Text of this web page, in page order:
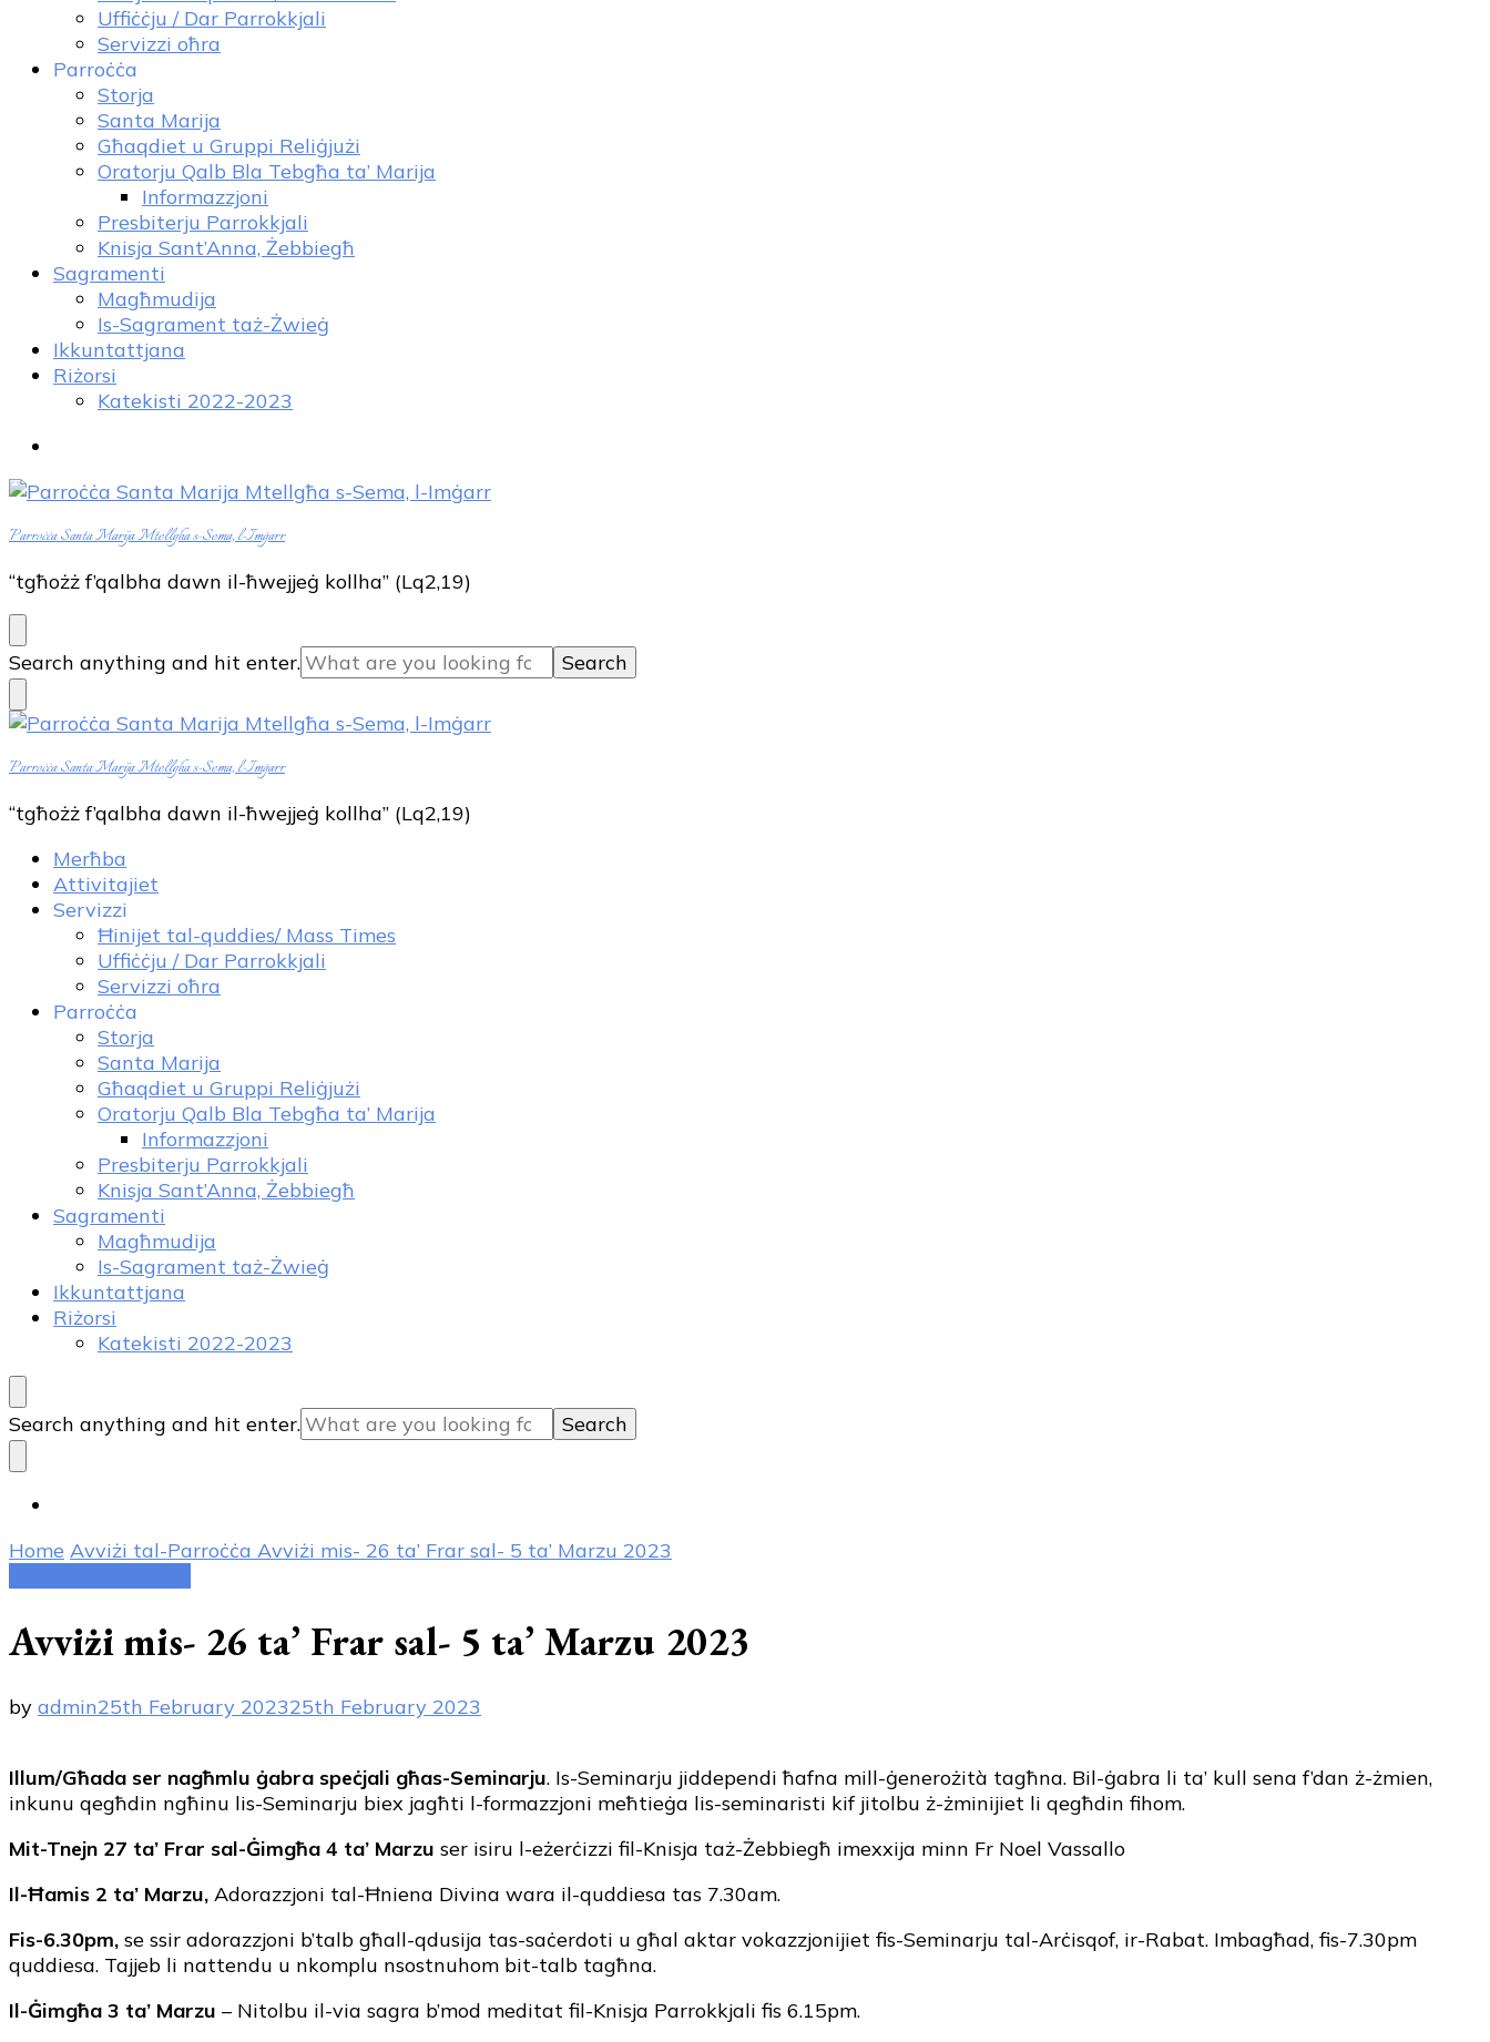
Uffiċċju / Dar Parrokkjali
Servizzi oħra
Parroċċa
Storja
Santa Marija
Għaqdiet u Gruppi Reliġjużi
Oratorju Qalb Bla Tebgħa ta’ Marija
Informazzjoni
Presbiterju Parrokkjali
Knisja Sant’Anna, Żebbiegħ
Sagramenti
Magħmudija
Is-Sagrament taż-Żwieġ
Ikkuntattjana
Riżorsi
Katekisti 2022-2023
Parroċċa Santa Marija Mtellgħa s-Sema, l-Imġarr
“tgħożż f’qalbha dawn il-ħwejjeġ kollha” (Lq2,19)
Looking
for
Something?
Search anything and hit enter.
Parroċċa Santa Marija Mtellgħa s-Sema, l-Imġarr
“tgħożż f’qalbha dawn il-ħwejjeġ kollha” (Lq2,19)
Merħba
Attivitajiet
Servizzi
Ħinijet tal-quddies/ Mass Times
Uffiċċju / Dar Parrokkjali
Servizzi oħra
Parroċċa
Storja
Santa Marija
Għaqdiet u Gruppi Reliġjużi
Oratorju Qalb Bla Tebgħa ta’ Marija
Informazzjoni
Presbiterju Parrokkjali
Knisja Sant’Anna, Żebbiegħ
Sagramenti
Magħmudija
Is-Sagrament taż-Żwieġ
Ikkuntattjana
Riżorsi
Katekisti 2022-2023
Looking
for
Something?
Search anything and hit enter.
Home Avviżi tal-Parroċċa Avviżi mis- 26 ta’ Frar sal- 5 ta’ Marzu 2023
Avviżi mis- 26 ta’ Frar sal- 5 ta’ Marzu 2023
by admin25th February 202325th February 2023
Illum/Għada ser nagħmlu ġabra speċjali għas-Seminarju. Is-Seminarju jiddependi ħafna mill-ġenerożità tagħna. Bil-ġabra li ta’ kull sena f’dan ż-żmien,
inkunu qegħdin ngħinu lis-Seminarju biex jagħti l-formazzjoni meħtieġa lis-seminaristi kif jitolbu ż-żminijiet li qegħdin fihom.
Mit-Tnejn 27 ta’ Frar sal-Ġimgħa 4 ta’ Marzu ser isiru l-eżerċizzi fil-Knisja taż-Żebbiegħ imexxija minn Fr Noel Vassallo
Il-Ħamis 2 ta’ Marzu, Adorazzjoni tal-Ħniena Divina wara il-quddiesa tas 7.30am.
Fis-6.30pm, se ssir adorazzjoni b’talb għall-qdusija tas-saċerdoti u għal aktar vokazzjonijiet fis-Seminarju tal-Arċisqof, ir-Rabat. Imbagħad, fis-7.30pm
quddiesa. Tajjeb li nattendu u nkomplu nsostnuhom bit-talb tagħna.
Il-Ġimgħa 3 ta’ Marzu – Nitolbu il-via sagra b’mod meditat fil-Knisja Parrokkjali fis 6.15pm.